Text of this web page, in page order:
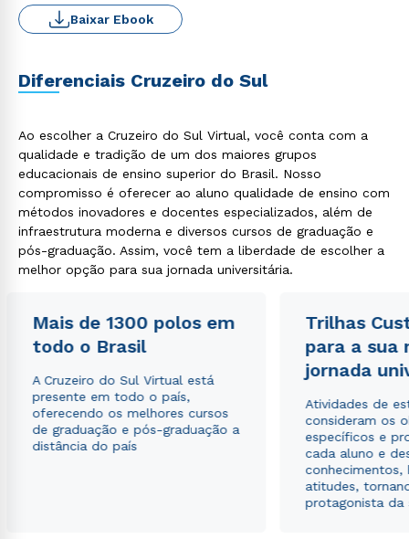
Baixar Ebook
Diferenciais Cruzeiro do Sul
Ao escolher a Cruzeiro do Sul Virtual, você conta com a
qualidade e tradição de um dos maiores grupos
educacionais de ensino superior do Brasil. Nosso
compromisso é oferecer ao aluno qualidade de ensino com
métodos inovadores e docentes especializados, além de
infraestrutura moderna e diversos cursos de graduação e
pós-graduação. Assim, você tem a liberdade de escolher a
melhor opção para sua jornada universitária.
Mais de 1300 polos em
todo o Brasil
A Cruzeiro do Sul Virtual está
presente em todo o país,
oferecendo os melhores cursos
de graduação e pós-graduação a
distância do país
Trilhas
para a sua
jornada
Atividades de
consideram os
específicos e
cada aluno e
conhecimentos,
atitudes,
protagonista da